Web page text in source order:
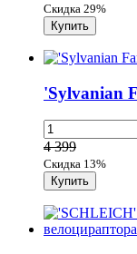
Скидка 29%
'Sylvanian
4 399
Скидка 13%